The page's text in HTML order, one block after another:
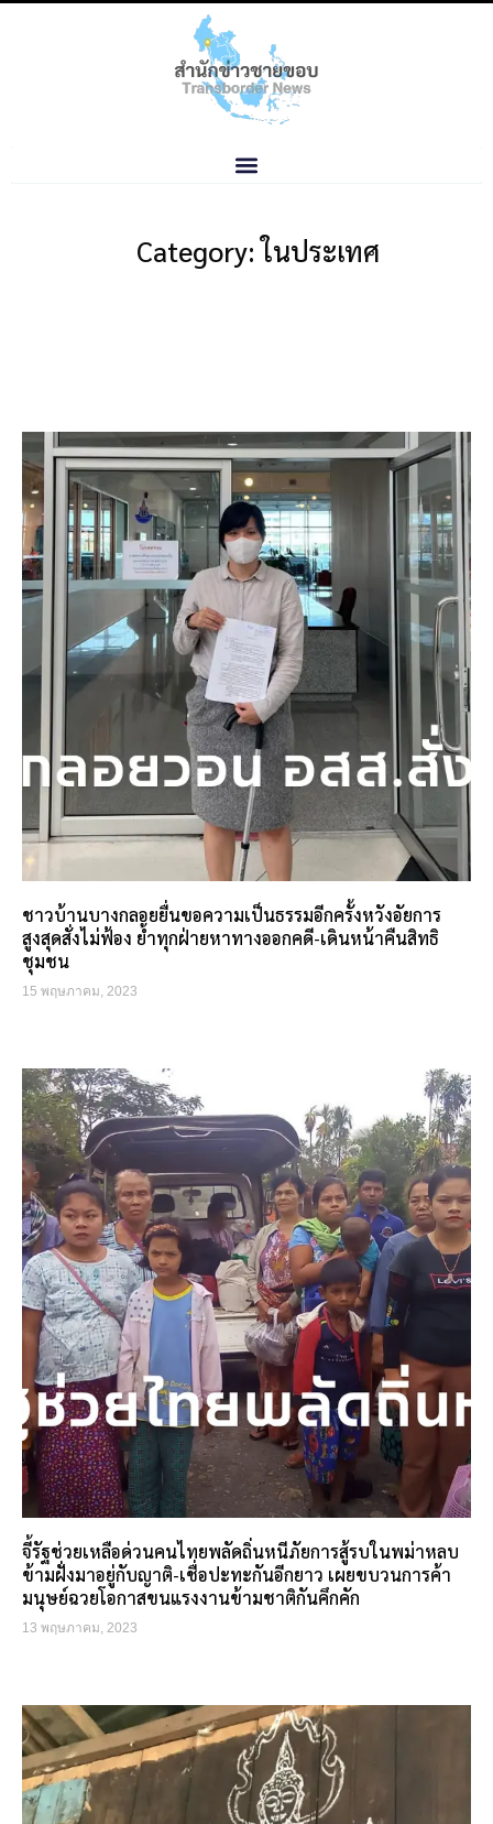
Category: ในประเทศ
ชาวบ้านบางกลอยยื่นขอความเป็นธรรมอีกครั้งหวังอัยการ
สูงสุดสั่งไม่ฟ้อง ย้ำทุกฝ่ายหาทางออกคดี-เดินหน้าคืนสิทธิ
ชุมชน
15 พฤษภาคม, 2023
จี้รัฐช่วยเหลือด่วนคนไทยพลัดถิ่นหนีภัยการสู้รบในพม่าหลบ
ข้ามฝั่งมาอยู่กับญาติ-เชื่อปะทะกันอีกยาว เผยขบวนการค้า
มนุษย์ฉวยโอกาสขนแรงงานข้ามชาติกันคึกคัก
13 พฤษภาคม, 2023